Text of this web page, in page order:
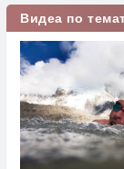
Видеа по